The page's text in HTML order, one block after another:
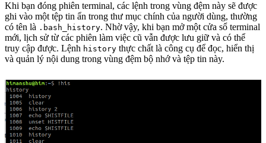
Khi bạn đóng phiên terminal, các lệnh trong vùng đệm này sẽ được
ghi vào một tệp tin ẩn trong thư mục chính của người dùng, thường
có tên là .bash_history. Nhờ vậy, khi bạn mở một cửa sổ terminal
mới, lịch sử từ các phiên làm việc cũ vẫn được lưu giữ và có thể
truy cập được. Lệnh history thực chất là công cụ để đọc, hiển thị
và quản lý nội dung trong vùng đệm bộ nhớ và tệp tin này.